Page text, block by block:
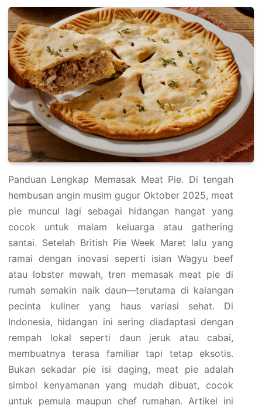
Panduan Lengkap Memasak Meat Pie. Di tengah
hembusan angin musim gugur Oktober 2025, meat
pie muncul lagi sebagai hidangan hangat yang
cocok untuk malam keluarga atau gathering
santai. Setelah British Pie Week Maret lalu yang
ramai dengan inovasi seperti isian Wagyu beef
atau lobster mewah, tren memasak meat pie di
rumah semakin naik daun—terutama di kalangan
pecinta kuliner yang haus variasi sehat. Di
Indonesia, hidangan ini sering diadaptasi dengan
rempah lokal seperti daun jeruk atau cabai,
membuatnya terasa familiar tapi tetap eksotis.
Bukan sekadar pie isi daging, meat pie adalah
simbol kenyamanan yang mudah dibuat, cocok
untuk pemula maupun chef rumahan. Artikel ini